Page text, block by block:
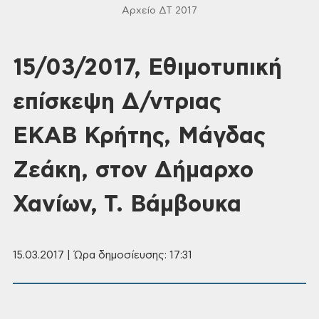
Αρχείο ΔΤ 2017
15/03/2017, Εθιμοτυπική
επίσκεψη Δ/ντριας
ΕΚΑΒ Κρήτης, Μάγδας
Ζεάκη, στον Δήμαρχο
Χανίων, Τ. Βάμβουκα
15.03.2017 | Ώρα δημοσίευσης: 17:31